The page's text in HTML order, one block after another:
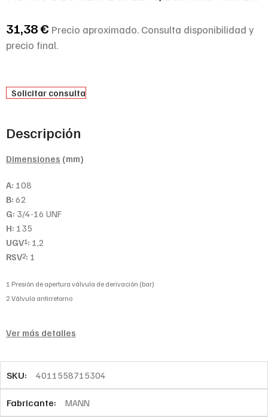
31,38€ Precio aproximado. Consulta disponibilidad y
precio final.
Solicitar consulta
Descripción
Dimensiones (mm)
A: 108
B: 62
G: 3/4-16 UNF
H: 135
UGV1: 1,2
RSV2: 1
1 Presión de apertura válvula de derivación (bar)
2 Válvula antirretorno
Ver más detalles
SKU: 4011558715304
Fabricante: MANN